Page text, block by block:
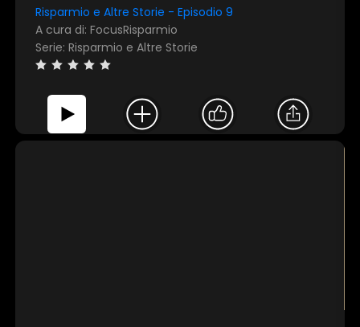
Risparmio e Altre Storie - Episodio 9
A cura di: FocusRisparmio
Serie: Risparmio e Altre Storie